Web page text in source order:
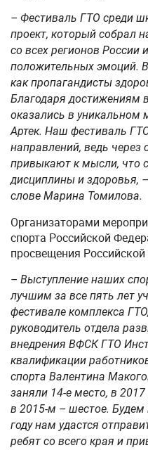
– Фестиваль ГТО среди
проект, который собрал
со всех регионов России
положительных эмоций.
как пропагандисты
Благодаря достижениям
оказались в уникальном
Артек. Наш фестиваль
направлений, ведь через
привыкают к мысли, что
дисциплины и здоровья,
слове Марина Томилова.
Организаторами
спорта Российской
просвещения
– Выступление наших
лучшим за все пять лет
фестивале комплекса
руководитель отдела
внедрения ВФСК ГТО
квалификации
спорта Валентина
заняли 14-е место, в 2017
в 2015-м – шестое.
году нам удастся
ребят со всего края и